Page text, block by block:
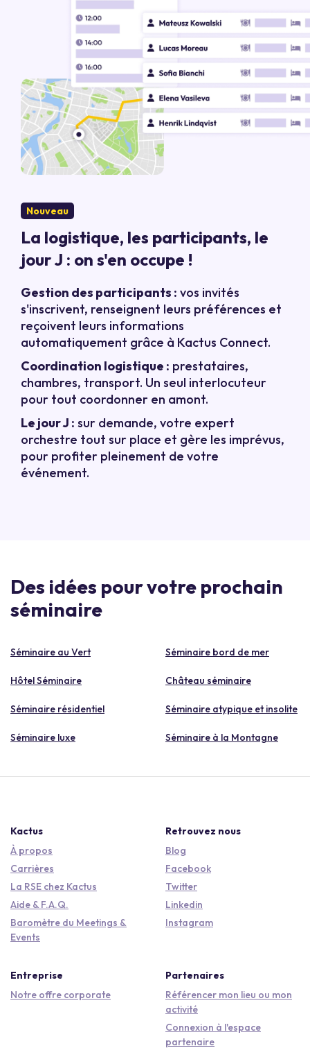
Nouveau
La logistique, les participants, le
jour J : on s'en occupe !
Gestion des participants : vos invités
s'inscrivent, renseignent leurs préférences et
reçoivent leurs informations
automatiquement grâce à Kactus Connect.
Coordination logistique : prestataires,
chambres, transport. Un seul interlocuteur
pour tout coordonner en amont.
Le jour J : sur demande, votre expert
orchestre tout sur place et gère les imprévus,
pour profiter pleinement de votre
événement.
Des idées pour votre prochain
séminaire
Séminaire au Vert Séminaire bord de mer
Hôtel Séminaire Château séminaire
Séminaire résidentiel Séminaire atypique et insolite
Séminaire luxe Séminaire à la Montagne
Kactus
À propos
Carrières
La RSE chez Kactus
Aide & F.A.Q.
Baromètre du Meetings &
Events
Retrouvez nous
Blog
Facebook
Twitter
Linkedin
Instagram
Entreprise
Notre offre corporate
Partenaires
Référencer mon lieu ou mon
activité
Connexion à l'espace
partenaire